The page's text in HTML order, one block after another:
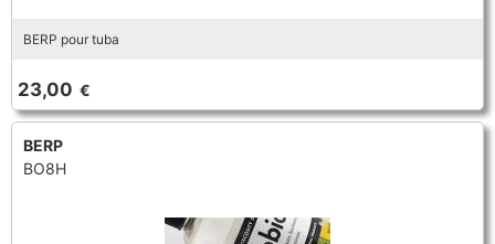
BERP pour tuba
23,00 €
BERP
BO8H